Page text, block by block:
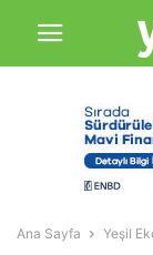
Ana Sayfa Yeşil